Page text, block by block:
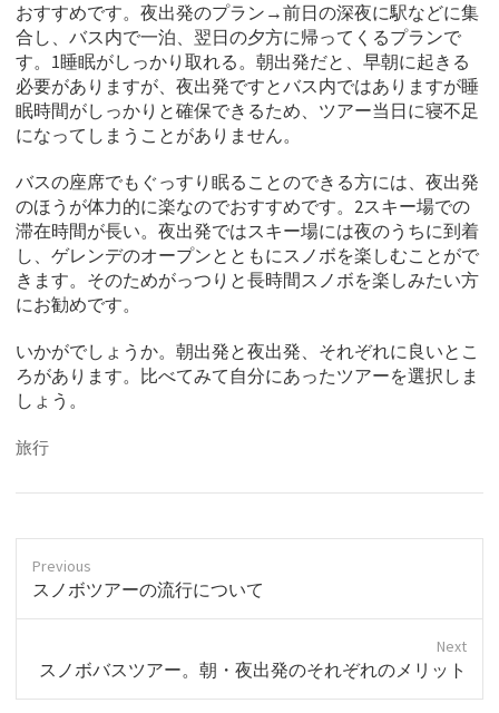
おすすめです。夜出発のプラン→前日の深夜に駅などに集
合し、バス内で一泊、翌日の夕方に帰ってくるプランで
す。1睡眠がしっかり取れる。朝出発だと、早朝に起きる
必要がありますが、夜出発ですとバス内ではありますが睡
眠時間がしっかりと確保できるため、ツアー当日に寝不足
になってしまうことがありません。
バスの座席でもぐっすり眠ることのできる方には、夜出発
のほうが体力的に楽なのでおすすめです。2スキー場での
滞在時間が長い。夜出発ではスキー場には夜のうちに到着
し、ゲレンデのオープンとともにスノボを楽しむことがで
きます。そのためがっつりと長時間スノボを楽しみたい方
にお勧めです。
いかがでしょうか。朝出発と夜出発、それぞれに良いとこ
ろがあります。比べてみて自分にあったツアーを選択しま
しょう。
旅行
Previous
P
o
スノボツアーの流行について
Next
Nスノボバスツアー。朝・夜出発のそれぞれのメリット